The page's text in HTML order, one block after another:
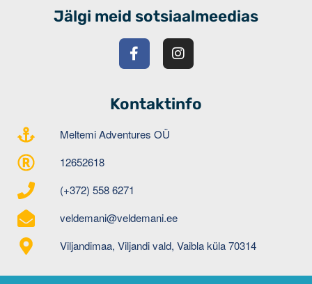
Jälgi meid sotsiaalmeedias
Kontaktinfo
Meltemi Adventures OÜ
12652618
(+372) 558 6271
veldemani@veldemani.ee
Viljandimaa, Viljandi vald, Vaibla küla 70314